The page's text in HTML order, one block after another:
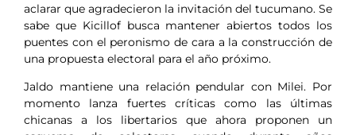
aclarar que agradecieron la invitación del tucumano. Se
sabe que Kicillof busca mantener abiertos todos los
puentes con el peronismo de cara a la construcción de
una propuesta electoral para el año próximo.
Jaldo mantiene una relación pendular con Milei. Por
momento lanza fuertes críticas como las últimas
chicanas a los libertarios que ahora proponen un